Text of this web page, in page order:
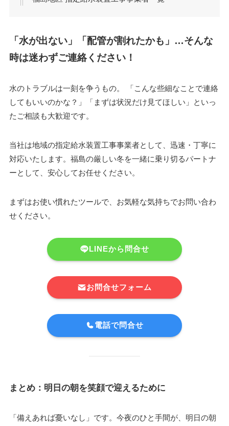
「水が出ない」「配管が割れたかも」…そんな
時は迷わずご連絡ください！
水のトラブルは一刻を争うもの。 「こんな些細なことで連絡
してもいいのかな？」「まずは状況だけ見てほしい」といっ
たご相談も大歓迎です。
当社は地域の指定給水装置工事事業者として、迅速・丁寧に
対応いたします。福島の厳しい冬を一緒に乗り切るパートナ
ーとして、安心してお任せください。
まずはお使い慣れたツールで、お気軽な気持ちでお問い合わ
せください。
LINEから問合せ
お問合せフォーム
電話で問合せ
まとめ：明日の朝を笑顔で迎えるために
「備えあれば憂いなし」です。今夜のひと手間が、明日の朝